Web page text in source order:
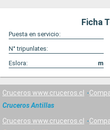
Ficha
Puesta en servicio:
N° tripunlates:
Eslora:
m
Cruceros www.cruceros.cl
Cruceros Antillas
Cruceros www.cruceros.cl